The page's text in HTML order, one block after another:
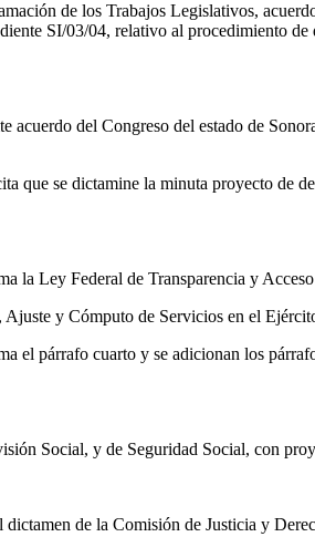
de los Trabajos Legislativos,
SI/03/04, relativo al procedimiento
acuerdo del Congreso del estado de
que se dictamine la minuta proyecto
la Ley Federal de Transparencia y
y Cómputo de Servicios en el
el párrafo cuarto y se adicionan los
Social, y de Seguridad Social, con
de la Comisión de Justicia y